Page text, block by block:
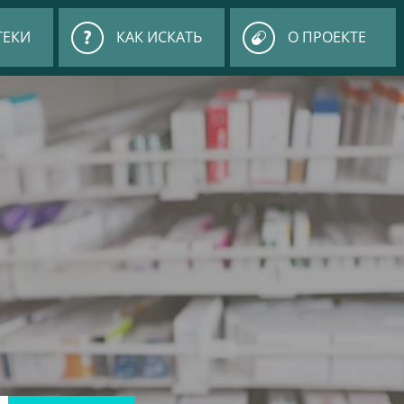
КАК ИСКАТЬ О ПРОЕКТЕ